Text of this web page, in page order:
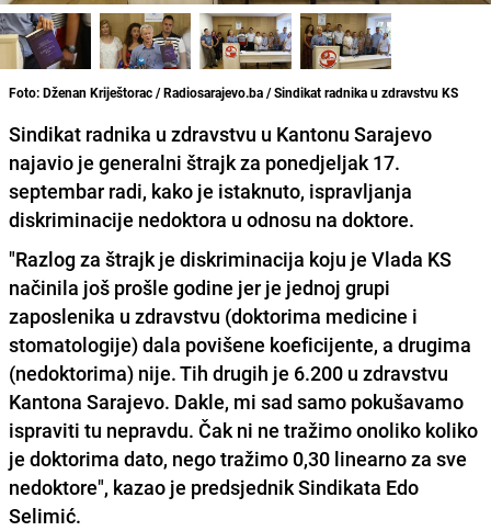
Foto: Dženan Kriještorac / Radiosarajevo.ba / Sindikat radnika u zdravstvu KS
Sindikat radnika u zdravstvu u Kantonu Sarajevo
najavio je generalni štrajk za ponedjeljak 17.
septembar radi, kako je istaknuto, ispravljanja
diskriminacije nedoktora u odnosu na doktore.
"Razlog za štrajk je diskriminacija koju je Vlada KS
načinila još prošle godine jer je jednoj grupi
zaposlenika u zdravstvu (doktorima medicine i
stomatologije) dala povišene koeficijente, a drugima
(nedoktorima) nije. Tih drugih je 6.200 u zdravstvu
Kantona Sarajevo. Dakle, mi sad samo pokušavamo
ispraviti tu nepravdu. Čak ni ne tražimo onoliko koliko
je doktorima dato, nego tražimo 0,30 linearno za sve
nedoktore", kazao je predsjednik Sindikata Edo
Selimić.